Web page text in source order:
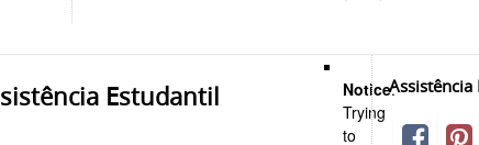
Estudantil Notice:
Trying
to
Assistência